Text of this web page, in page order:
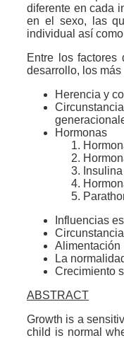
diferente en cada
en el sexo, las
individual así
Entre los
desarrollo, los
Herencia y
Hormonas
Insulina
Influencias
Alimentación
La
Crecimiento
ABSTRACT
Growth is a
child is normal